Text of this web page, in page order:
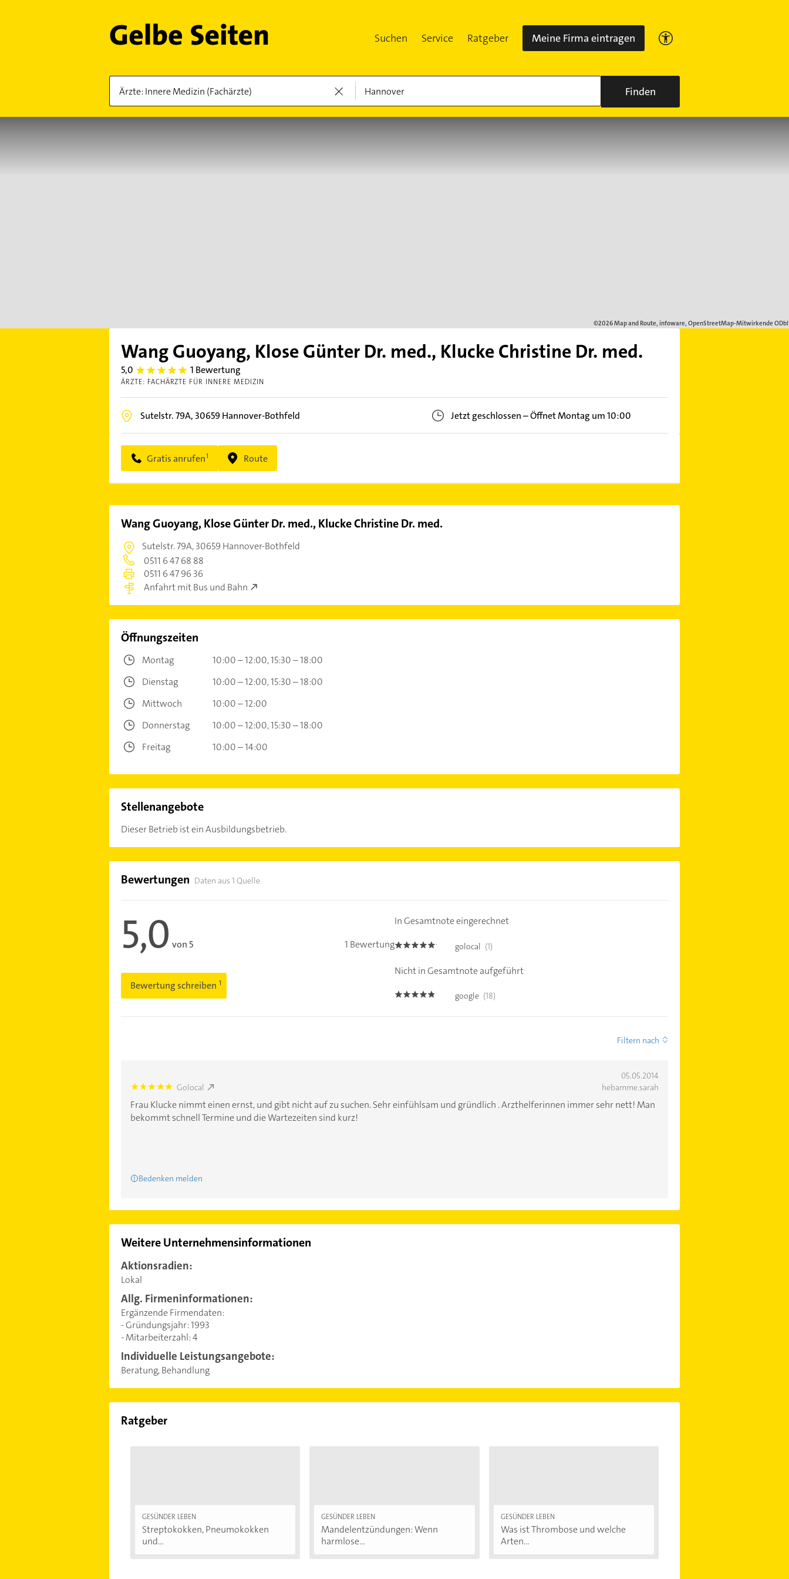
Suchen Service Ratgeber Meine Firma eintragen
Finden
Wang Guoyang, Klose Günter Dr. med., Klucke Christine Dr. med.
5,0 5.0 1 Bewertung
ÄRZTE: FACHÄRZTE FÜR INNERE MEDIZIN
Sutelstr. 79A, 30659Hannover-Bothfeld Jetzt geschlossen–Öffnet Montag um 10:00
Gratis anrufen Route
Wang Guoyang, Klose Günter Dr. med., Klucke Christine Dr. med.
Sutelstr. 79A,30659 Hannover-Bothfeld
0511 6 47 68 88
0511 6 47 96 36
Anfahrt mit Bus und Bahn
Öffnungszeiten
Montag 10:00 – 12:00 15:30 – 18:00
Dienstag
10:00 – 12:00 15:30 – 18:00
Mittwoch
10:00 – 12:00
Donnerstag
10:00 – 12:00 15:30 – 18:00
Freitag
10:00 – 14:00
Stellenangebote
Dieser Betrieb ist ein Ausbildungsbetrieb.
Bewertungen Daten aus 1 Quelle
5,0 von 5 1 Bewertung
Bewertung schreiben
In Gesamtnote eingerechnet
5.0 golocal (1)
Nicht in Gesamtnote aufgeführt
4.7000003 google (18)
Filtern nach
05.05.2014
5.0 Golocal hebamme.sarah
Frau Klucke nimmt einen ernst, und gibt nicht auf zu suchen. Sehr einfühlsam und gründlich . Arzthelferinnen immer sehr nett! Man
bekommt schnell Termine und die Wartezeiten sind kurz!
Bedenken melden
Weitere Unternehmensinformationen
Aktionsradien:
Lokal
Allg. Firmeninformationen:
Ergänzende Firmendaten:
- Gründungsjahr: 1993
- Mitarbeiterzahl: 4
Individuelle Leistungsangebote:
Beratung, Behandlung
Ratgeber
GESÜNDER LEBEN
Streptokokken, Pneumokokken
und...
GESÜNDER LEBEN
Mandelentzündungen: Wenn
harmlose...
GESÜNDER LEBEN
Was ist Thrombose und welche
Arten...